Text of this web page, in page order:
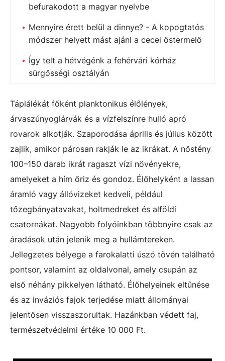
befurakodott a magyar nyelvbe
Mennyire érett belül a dinnye? - A kopogtatós
módszer helyett mást ajánl a cecei őstermelő
Így telt a hétvégénk a fehérvári kórház
sürgősségi osztályán
Táplálékát főként planktonikus élőlények,
árvaszúnyoglárvák és a vízfelszínre hulló apró
rovarok alkotják. Szaporodása április és július között
zajlik, amikor párosan rakják le az ikrákat. A nőstény
100–150 darab ikrát ragaszt vízi növényekre,
amelyeket a hím őriz és gondoz. Élőhelyként a lassan
áramló vagy állóvizeket kedveli, például
tőzegbányatavakat, holtmedreket és alföldi
csatornákat. Nagyobb folyóinkban többnyire csak az
áradások után jelenik meg a hullámtereken.
Jellegzetes bélyege a farokalatti úszó tövén található
pontsor, valamint az oldalvonal, amely csupán az
első néhány pikkelyen látható. Élőhelyeinek eltűnése
és az inváziós fajok terjedése miatt állományai
jelentősen visszaszorultak. Hazánkban védett faj,
természetvédelmi értéke 10 000 Ft.